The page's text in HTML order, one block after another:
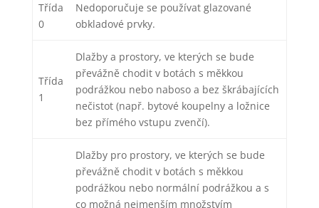
Třída
0
Nedoporučuje se používat glazované
obkladové prvky.
Třída
1
Dlažby a prostory, ve kterých se bude
převážně chodit v botách s měkkou
podrážkou nebo naboso a bez škrábajících
nečistot (např. bytové koupelny a ložnice
bez přímého vstupu zvenčí).
Dlažby pro prostory, ve kterých se bude
převážně chodit v botách s měkkou
podrážkou nebo normální podrážkou a s
co možná nejmenším množstvím